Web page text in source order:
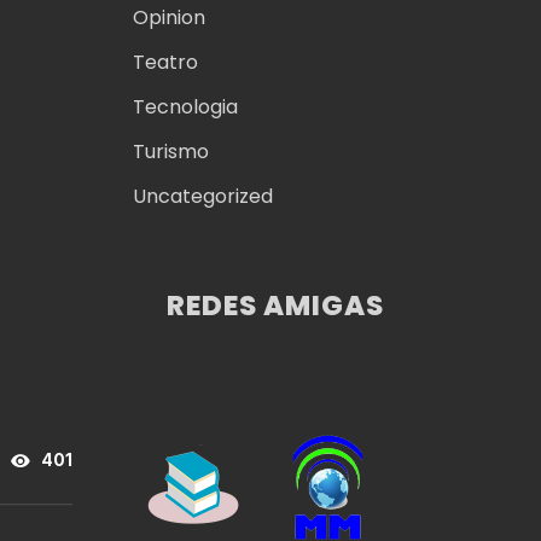
401
Opinion
Teatro
Tecnologia
Turismo
Uncategorized
REDES AMIGAS